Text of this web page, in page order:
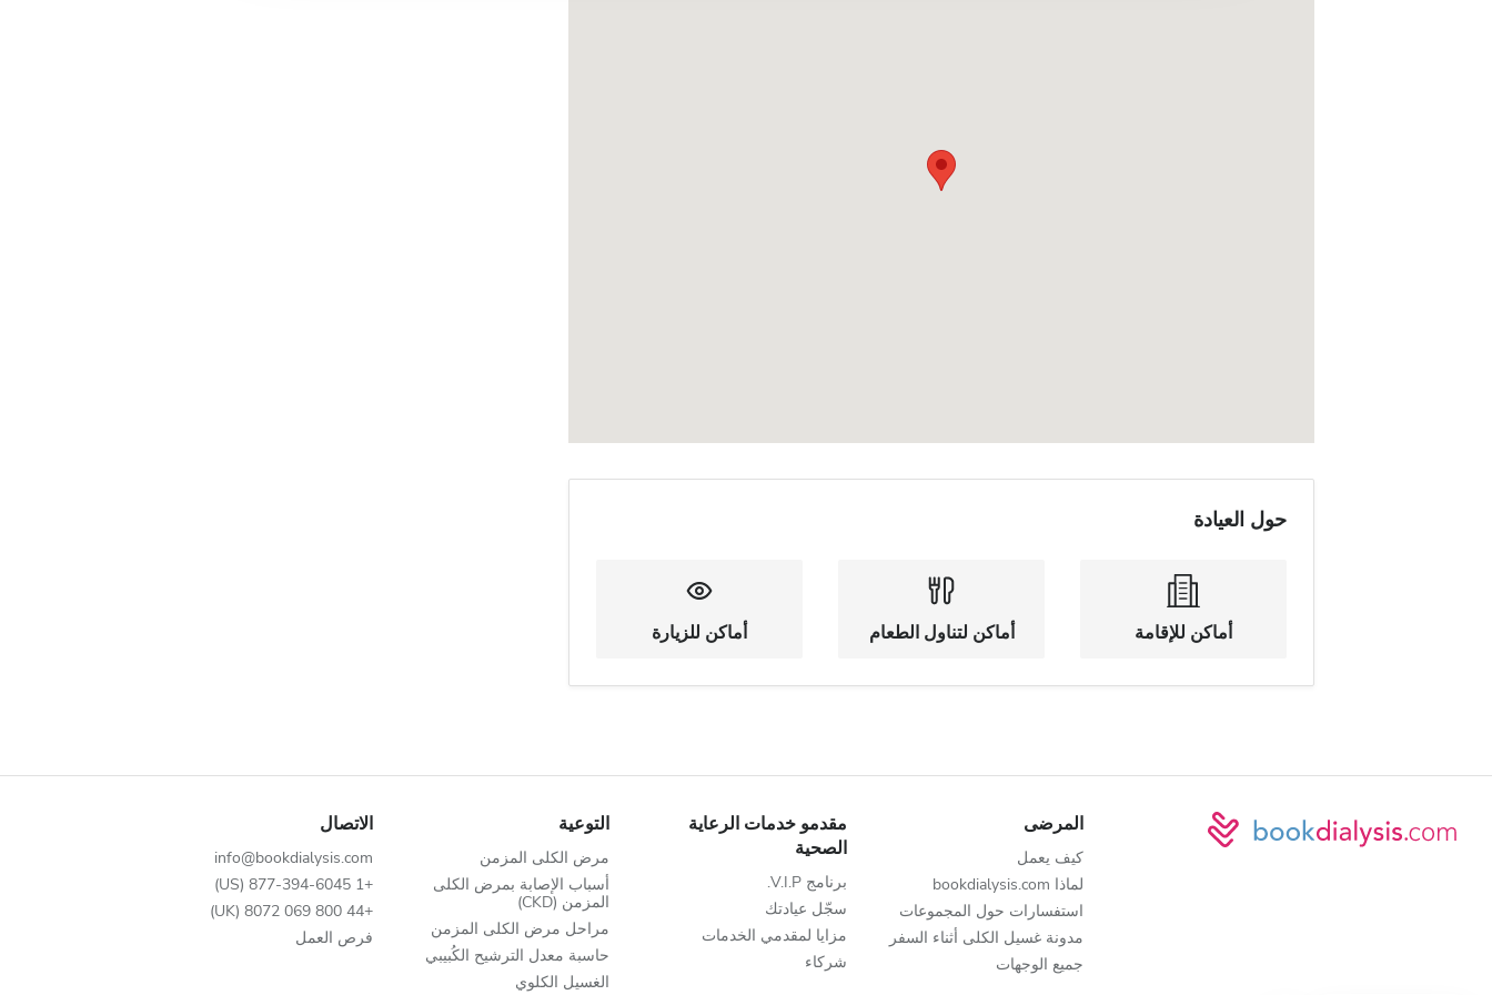
حول العيادة
أماكن للإقامة أماكن لتناول الطعام أماكن للزيارة
المرضى
كيف يعمل
لماذا bookdialysis.com
استفسارات حول المجموعات
مدونة غسيل الكلى أثناء السفر
جميع الوجهات
مقدمو خدمات الرعاية
الصحية
برنامج V.I.P.
سجّل عيادتك
مزايا لمقدمي الخدمات
شركاء
التوعية
مرض الكلى المزمن
أسباب الإصابة بمرض الكلى
المزمن (CKD)
مراحل مرض الكلى المزمن
حاسبة معدل الترشيح الكُبيبي
الغسيل الكلوي
الاتصال
info@bookdialysis.com
+1 877-394-6045 (US)
+44 800 069 8072 (UK)
فرص العمل